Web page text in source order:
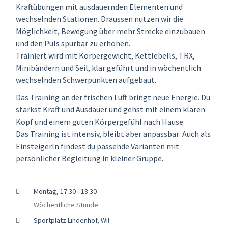
Kraftübungen mit ausdauernden Elementen und
wechselnden Stationen. Draussen nutzen wir die
Möglichkeit, Bewegung über mehr Strecke einzubauen
und den Puls spürbar zu erhöhen.
Trainiert wird mit Körpergewicht, Kettlebells, TRX,
Minibändern und Seil, klar geführt und in wöchentlich
wechselnden Schwerpunkten aufgebaut.
Das Training an der frischen Luft bringt neue Energie. Du
stärkst Kraft und Ausdauer und gehst mit einem klaren
Kopf und einem guten Körpergefühl nach Hause.
Das Training ist intensiv, bleibt aber anpassbar: Auch als
EinsteigerIn findest du passende Varianten mit
persönlicher Begleitung in kleiner Gruppe.
Montag, 17:30 - 18:30
Wöchentliche Stunde
Sportplatz Lindenhof, Wil